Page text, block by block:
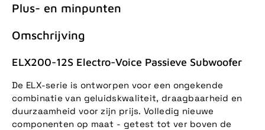
Plus- en minpunten
Omschrijving
ELX200-12S Electro-Voice Passieve Subwoofer
De ELX-serie is ontworpen voor een ongekende
combinatie van geluidskwaliteit, draagbaarheid en
duurzaamheid voor zijn prijs. Volledig nieuwe
componenten op maat - getest tot ver boven de